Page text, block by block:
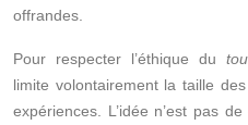
offrandes.
Pour respecter l’éthique du
limite volontairement la taille
expériences. L’idée n’est pas